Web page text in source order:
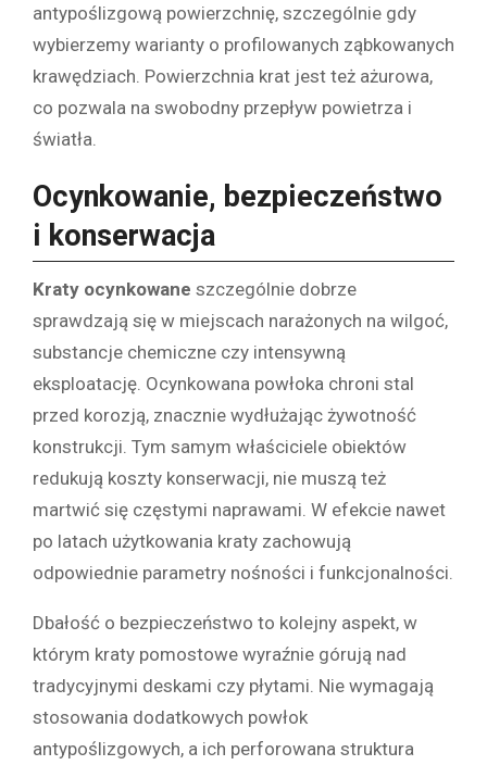
antypoślizgową powierzchnię, szczególnie gdy
wybierzemy warianty o profilowanych ząbkowanych
krawędziach. Powierzchnia krat jest też ażurowa,
co pozwala na swobodny przepływ powietrza i
światła.
Ocynkowanie, bezpieczeństwo
i konserwacja
Kraty ocynkowane szczególnie dobrze
sprawdzają się w miejscach narażonych na wilgoć,
substancje chemiczne czy intensywną
eksploatację. Ocynkowana powłoka chroni stal
przed korozją, znacznie wydłużając żywotność
konstrukcji. Tym samym właściciele obiektów
redukują koszty konserwacji, nie muszą też
martwić się częstymi naprawami. W efekcie nawet
po latach użytkowania kraty zachowują
odpowiednie parametry nośności i funkcjonalności.
Dbałość o bezpieczeństwo to kolejny aspekt, w
którym kraty pomostowe wyraźnie górują nad
tradycyjnymi deskami czy płytami. Nie wymagają
stosowania dodatkowych powłok
antypoślizgowych, a ich perforowana struktura